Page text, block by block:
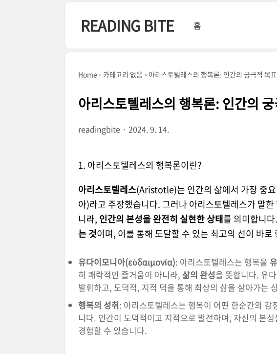
READING BITE 홈
Home 카테고리 없음 아리스토텔레스의 행복론: 인간의 궁극적 목표
아리스토텔레스의 행복론: 인간의
readingbite 2024. 9. 14.
1. 아리스토텔레스의 행복론이란?
아리스토텔레스(Aristotle)는 인간의 삶에서 가장 중
아)라고 주장했습니다. 그러나 아리스토텔레스가 말
니라, 인간의 본성을 완전히 실현한 상태를 의미합니
는 것이며, 이를 통해 도달할 수 있는 최고의 선이 바
유다이모니아(εὐδαιμονία): 아리스토텔레스는 행복을
히 쾌락적인 즐거움이 아니라, 삶의 완성을 뜻합니다. 유
발휘하고, 도덕적, 지적 덕을 통해 최상의 삶을 살아가는
행복의 성취: 아리스토텔레스는 행복이 어떤 한순간의 감
니다. 인간이 도덕적이고 지적으로 발전하며, 자신의 본
경험할 수 있습니다.